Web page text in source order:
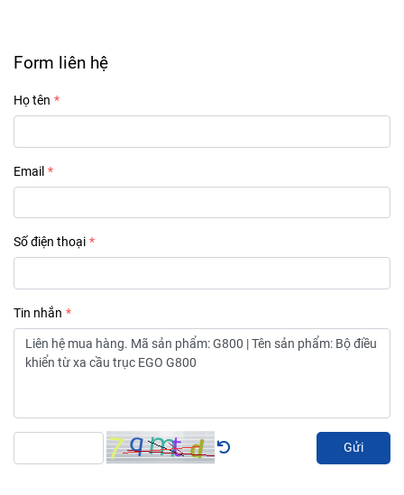
Form liên hệ
Họ tên
Email
Số điện thoại
Tin nhắn
Gửi